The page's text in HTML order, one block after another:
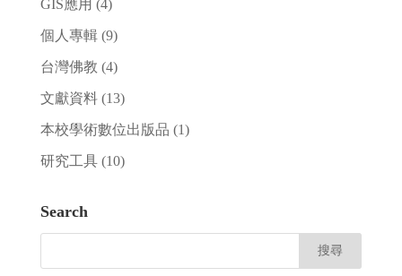
GIS應用 (4)
個人專輯(9)
台灣佛教 (4)
文獻資料(13)
本校學術數位出版品 (1)
研究工具(10)
Search